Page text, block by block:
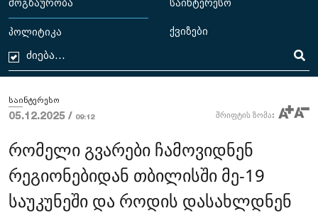
მოგზაურობა საინტერესო
პოლიტიკა ქვიზები
საინტერესო
05.12.2025 / 09:12 შრიფტის ზომა:
რომელი გვარები ჩამოვიდნენ
რეგიონებიდან თბილისში მე-19
საუკუნეში და როდის დასახლდნენ